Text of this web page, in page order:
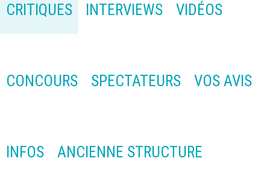
CRITIQUES INTERVIEWS VIDÉOS
CONCOURS SPECTATEURS VOS AVIS
INFOS ANCIENNE STRUCTURE